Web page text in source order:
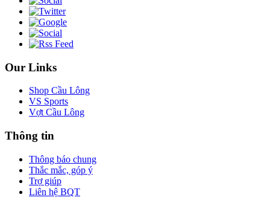
Our Links
Shop Cầu Lông
VS Sports
Vợt Cầu Lông
Thông tin
Thông báo chung
Thắc mắc, góp ý
Trợ giúp
Liên hệ BQT